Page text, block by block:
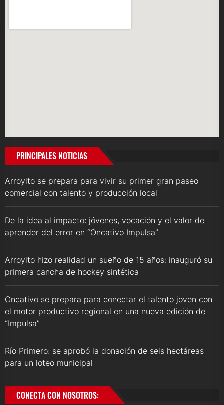
PRINCIPALES NOTICIAS
Arroyito se prepara para vivir su primer gran paseo
comercial con talento y producción local
De la idea al impacto: jóvenes, vocación y el valor de
aprender del error en “Oncativo Impulsa”
Arroyito hizo realidad un sueño de 15 años: inauguró su
primera cancha de hockey sintética
Oncativo se prepara para conectar el talento joven con
el motor productivo regional en una nueva edición de
“Impulsa”
Río Primero: se aprobó la donación de seis hectáreas
para un loteo municipal
CONECTA CON NOSOTROS: